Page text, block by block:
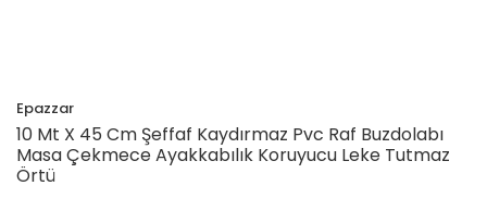
Epazzar
10 Mt X 45 Cm Şeffaf Kaydırmaz Pvc Raf Buzdolabı
Masa Çekmece Ayakkabılık Koruyucu Leke Tutmaz
Örtü